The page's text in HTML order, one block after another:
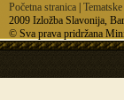
Početna stranica
2009 Izložba Slavonija,
© Sva prava pridržana